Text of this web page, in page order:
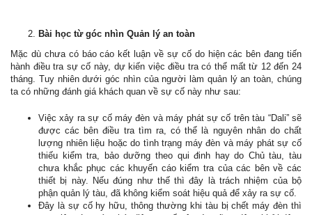
Bài học từ góc nhìn Quản lý an toàn
Mặc dù chưa có báo cáo kết luận về sự cố do hiện các bên đang tiến
hành điều tra sự cố này, dự kiến việc điều tra có thể mất từ 12 đến 24
tháng. Tuy nhiên dưới góc nhìn của người làm quản lý an toàn, chúng
ta có những đánh giá khách quan về sự cố này như sau:
Việc xảy ra sự cố máy đèn và máy phát sự cố trên tàu “Dali” sẽ
được các bên điều tra tìm ra, có thể là nguyên nhân do chất
lượng nhiên liệu hoặc do tình trạng máy đèn và máy phát sự cố
thiếu kiểm tra, bảo dưỡng theo qui đinh hay do Chủ tàu, tàu
chưa khắc phục các khuyến cáo kiểm tra của các bên về các
thiết bị này. Nếu đúng như thế thì đây là trách nhiệm của bộ
phận quản lý tàu, đã không kiểm soát hiệu quả để xảy ra sự cố.
Đây là sự cố hy hữu, thông thường khi tàu bị chết máy đèn thì